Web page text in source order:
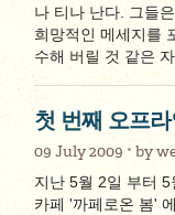
나 티나 난다. 그들
희망적인 메세지를
수해 버릴 것 같은
첫 번째 오프
09 July 2009 by
지난 5월 2일 부터
카페 '까페로온 봄'